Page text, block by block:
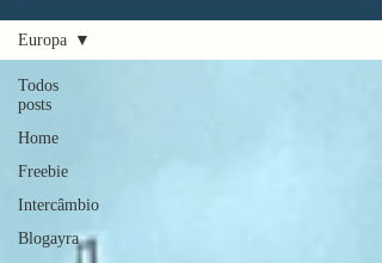
Todos
posts
Home
Freebie
Intercâmbio
Blogayra
Europa